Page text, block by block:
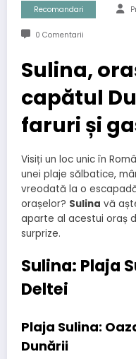
Recomandari
0 Comentarii
Sulina,
capătul
faruri și
Visiți un loc unic în
unei plaje sălbatice,
vreodată la o
orașelor? Sulina vă
aparte al acestui oraș
surprize.
Sulina: Plaja
Deltei
Plaja Sulina:
Dunării